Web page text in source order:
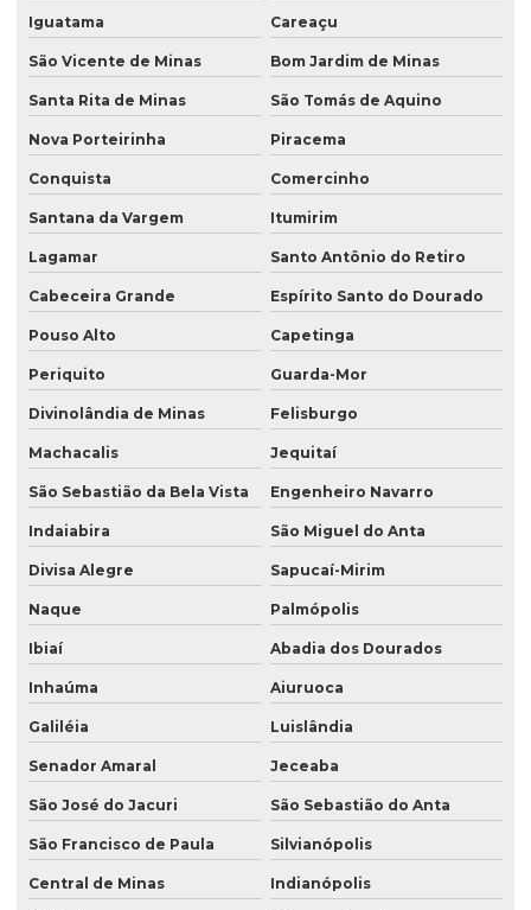
Iguatama Careaçu
São Vicente de Minas Bom Jardim de Minas
Santa Rita de Minas São Tomás de Aquino
Nova Porteirinha Piracema
Conquista Comercinho
Santana da Vargem Itumirim
Lagamar Santo Antônio do Retiro
Cabeceira Grande Espírito Santo do Dourado
Pouso Alto Capetinga
Periquito Guarda-Mor
Divinolândia de Minas Felisburgo
Machacalis Jequitaí
São Sebastião da Bela Vista Engenheiro Navarro
Indaiabira São Miguel do Anta
Divisa Alegre Sapucaí-Mirim
Naque Palmópolis
Ibiaí Abadia dos Dourados
Inhaúma Aiuruoca
Galiléia Luislândia
Senador Amaral Jeceaba
São José do Jacuri São Sebastião do Anta
São Francisco de Paula Silvianópolis
Central de Minas Indianópolis